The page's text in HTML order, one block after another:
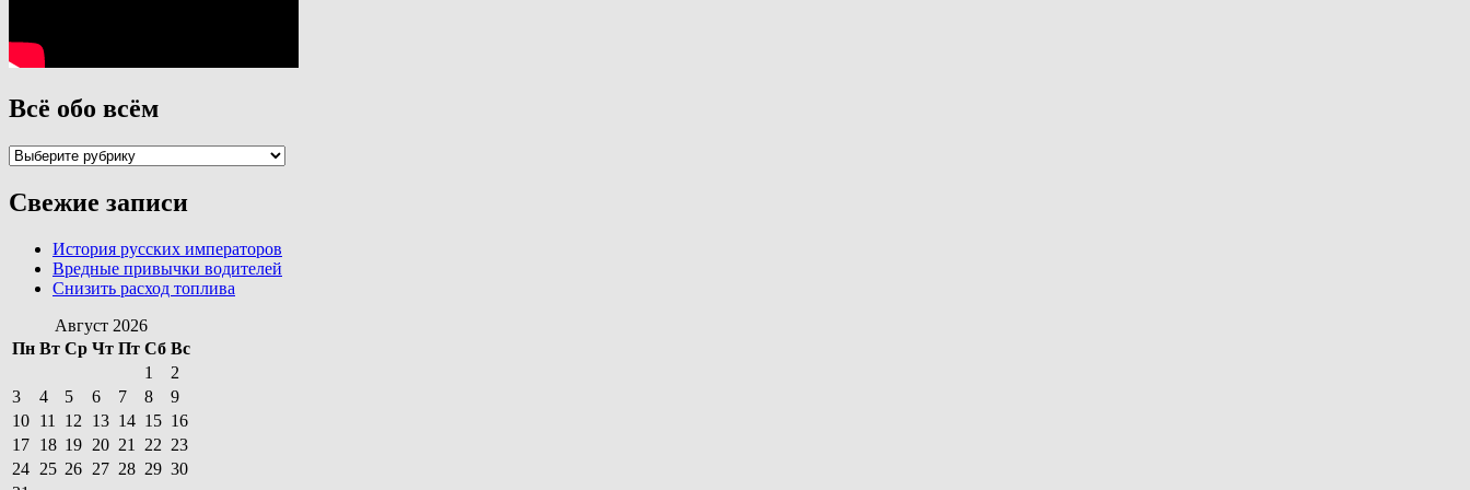
Всё обо всём
Всё
всём
Свежие записи
История русских императоров
Вредные привычки водителей
Снизить расход топлива
Август 2026
Пн Вт Ср Чт Пт Сб Вс
1
2
3
4 5 6 7 8
9
10 11 12 13 14 15 16
17 18 19 20 21 22 23
24 25 26 27 28 29 30